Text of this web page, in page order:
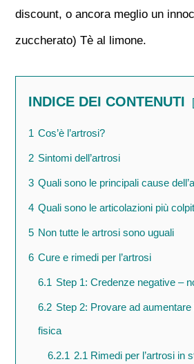
discount, o ancora meglio un
zuccherato) Tè al limone.
INDICE DEI CONTENUTI
1 Cos’è l’artrosi?
2 Sintomi dell’artrosi
3 Quali sono le principali cause
4 Quali sono le articolazioni più
5 Non tutte le artrosi sono uguali
6 Cure e rimedi per l’artrosi
6.1 Step 1: Credenze negative –
6.2 Step 2: Provare ad
fisica
6.2.1 2.1 Rimedi per l’artrosi in